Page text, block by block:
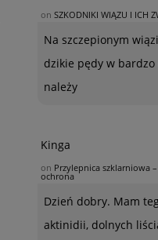
on SZKODNIKI WIĄZU I ICH
Na szczepionym
dzikie pędy w
należy
Kinga
on Przylepnica szklarniowa
ochrona
Dzień dobry. Mam
aktinidii, dolnych